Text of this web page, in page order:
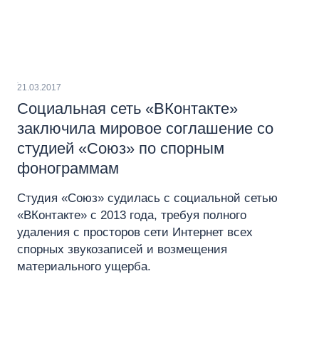
21.03.2017
Социальная сеть «ВКонтакте»
заключила мировое соглашение со
студией «Союз» по спорным
фонограммам
Студия «Союз» судилась с социальной сетью
«ВКонтакте» с 2013 года, требуя полного
удаления с просторов сети Интернет всех
спорных звукозаписей и возмещения
материального ущерба.